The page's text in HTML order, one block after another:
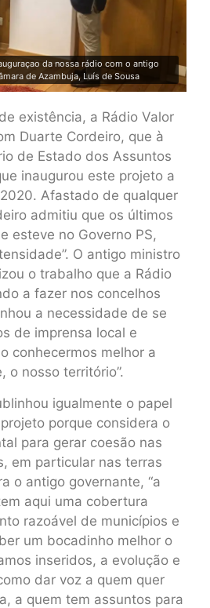
da nossa rádio com o antigo
de Azambuja, Luís de Sousa
existência, a Rádio Valor
Duarte Cordeiro, que à
de Estado dos Assuntos
inaugurou este projeto a
Afastado de qualquer
admitiu que os últimos
esteve no Governo PS,
O antigo ministro
o trabalho que a Rádio
a fazer nos concelhos
a necessidade de se
de imprensa local e
conhecermos melhor a
o nosso território”.
igualmente o papel
porque considera o
para gerar coesão nas
em particular nas terras
o antigo governante, “a
aqui uma cobertura
razoável de municípios e
um bocadinho melhor o
inseridos, a evolução e
dar voz a quem quer
a quem tem assuntos para